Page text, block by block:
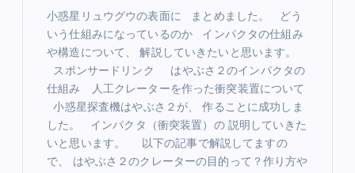
小惑星リュウグウの表面に まとめました。 どう
いう仕組みになっているのか インパクタの仕組み
や構造について、 解説していきたいと思います。
スポンサードリンク はやぶさ２のインパクタの
仕組み 人工クレーターを作った衝突装置について
小惑星探査機はやぶさ２が、 作ることに成功しま
した。 インパクタ（衝突装置）の 説明していきた
いと思います。 以下の記事で解説してますの
で、 はやぶさ２のクレーターの目的って？作り方や